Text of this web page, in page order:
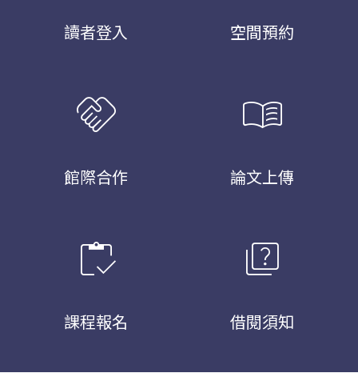
讀者登入 空間預約
handshake
館際合作
menu_book
論文上傳
inventory
課程報名
quiz
借閱須知